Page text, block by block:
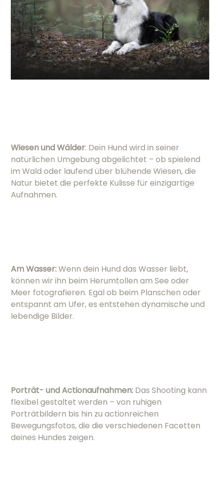
Wiesen und Wälder: Dein Hund wird in seiner
natürlichen Umgebung abgelichtet – ob spielend
im Wald oder laufend über blühende Wiesen, die
Natur bietet die perfekte Kulisse für einzigartige
Aufnahmen.
Am Wasser:Wenn dein Hund das Wasser liebt,
können wir ihn beim Herumtollen am See oder
Meer fotografieren. Egal ob beim Planschen oder
entspannt am Ufer, es entstehen dynamische und
lebendige Bilder.
Porträt- und Actionaufnahmen: Das Shooting kann
flexibel gestaltet werden – von ruhigen
Porträtbildern bis hin zu actionreichen
Bewegungsfotos, die die verschiedenen Facetten
deines Hundes zeigen.